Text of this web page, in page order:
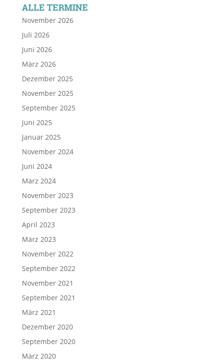
ALLE TERMINE
November 2026
Juli 2026
Juni 2026
März 2026
Dezember 2025
November 2025
September 2025
Juni 2025
Januar 2025
November 2024
Juni 2024
März 2024
November 2023
September 2023
April 2023
März 2023
November 2022
September 2022
November 2021
September 2021
März 2021
Dezember 2020
September 2020
März 2020